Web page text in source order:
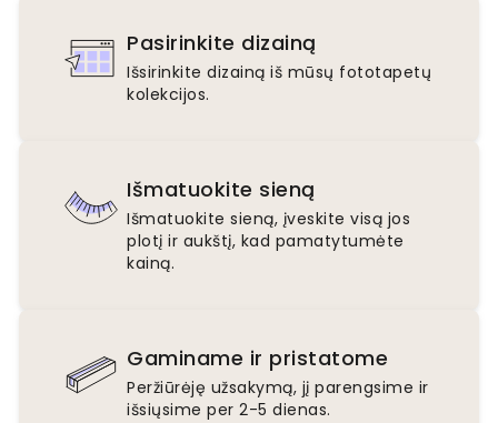
Pasirinkite dizainą
Išsirinkite dizainą iš mūsų fototapetų
kolekcijos.
Išmatuokite sieną
Išmatuokite sieną, įveskite visą jos
plotį ir aukštį, kad pamatytumėte
kainą.
Gaminame ir pristatome
Peržiūrėję užsakymą, jį parengsime ir
išsiųsime per 2-5 dienas.